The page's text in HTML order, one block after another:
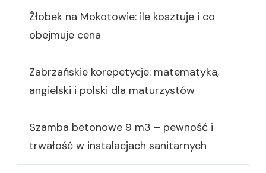
Żłobek na Mokotowie: ile kosztuje i co
obejmuje cena
Zabrzańskie korepetycje: matematyka,
angielski i polski dla maturzystów
Szamba betonowe 9 m3 – pewność i
trwałość w instalacjach sanitarnych